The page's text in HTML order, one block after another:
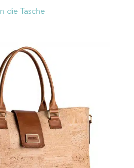
In die Tasche